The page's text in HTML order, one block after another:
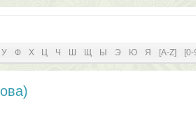
У Ф Х Ц Ч Ш Щ Ы Э Ю Я [A-Z] [0-